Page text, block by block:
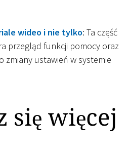
wideo i nie tylko: Ta część
przegląd funkcji pomocy oraz
zmiany ustawień w systemie
się więcej